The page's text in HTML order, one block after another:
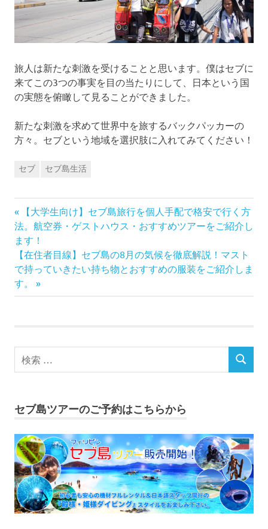
旅人は新たな刺激を受けることと思います。僕はセブに
来てこの3つの事実を目の当たりにして、日本という国
の実態を俯瞰して見ることができました。
新たな刺激を求めて世界中を旅するバックパッカーの
方々。セブという地域を選択肢に入れてみてください！
セブ セブ島生活
投
稿
ナ
ビ
ー
シ
ン
前
の
記
事:
【大学生向け】セブ島旅行を個人手配で格安で行く方
法。航空券・ゲストハウス・おすすめツアーをご紹介し
ます！
次
の
記
事:
【在住者目線】セブ島の8月の気候を徹底解説！マスト
で持っていきたい持ち物とおすすめの服装をご紹介しま
す。
セブ島ツアーのご予約はこちらから